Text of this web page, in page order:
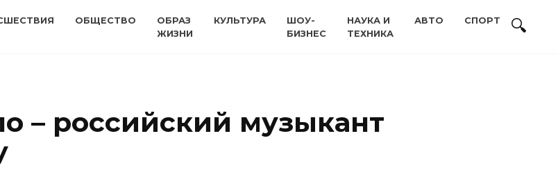
ОБЩЕСТВО
ОБРАЗ
ЖИЗНИ
КУЛЬТУРА
ШОУ-
БИЗНЕС
НАУКА И
ТЕХНИКА
АВТО СПОРТ
– российский музыкант